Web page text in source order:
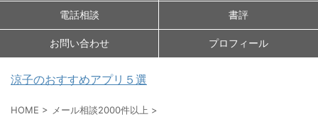
電話相談 書評
お問い合わせ プロフィール
涼子のおすすめアプリ５選
HOME > メール相談2000件以上 >